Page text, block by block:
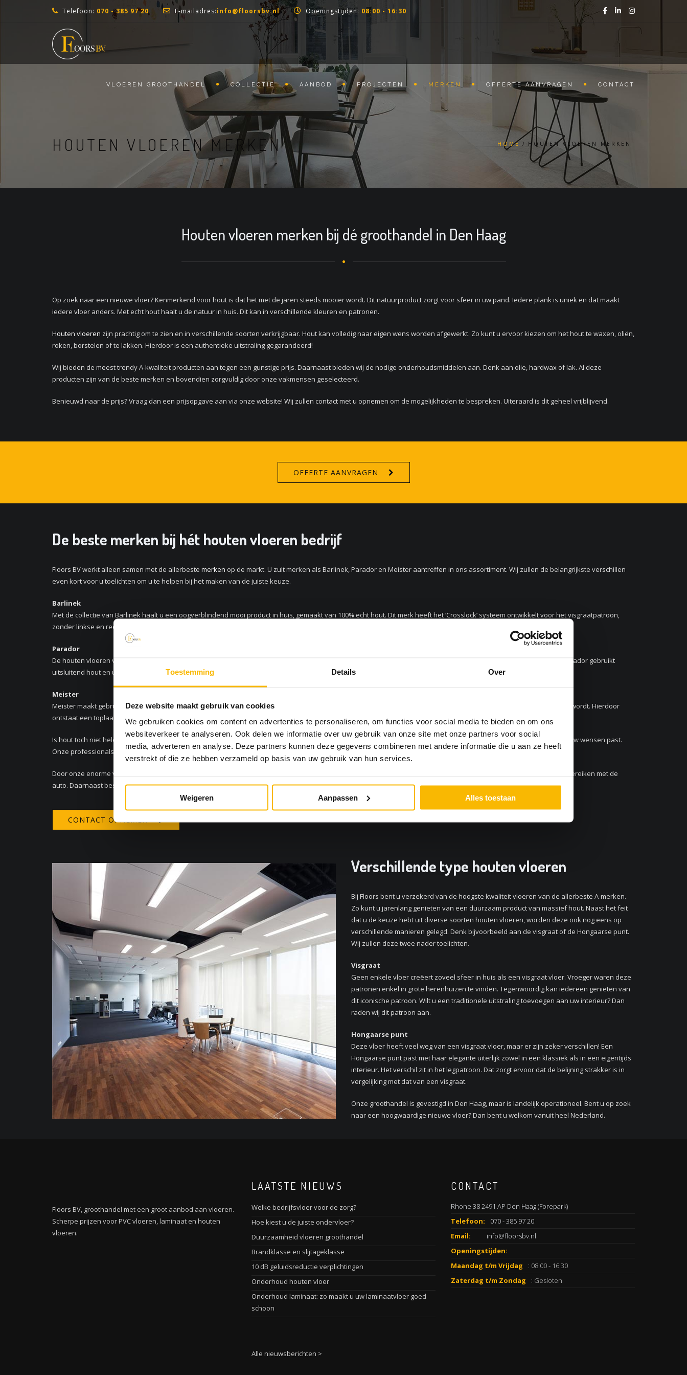
Toestemming Details Over
Deze website maakt gebruik van cookies
We gebruiken cookies om content en advertenties te personaliseren, om functies voor social media te bieden en om ons
websiteverkeer te analyseren. Ook delen we informatie over uw gebruik van onze site met onze partners voor social
media, adverteren en analyse. Deze partners kunnen deze gegevens combineren met andere informatie die u aan ze heeft
verstrekt of die ze hebben verzameld op basis van uw gebruik van hun services.
Weigeren Aanpassen Alles toestaan
Telefoon: 070 - 385 97 20 E-mailadres:info@floorsbv.nl Openingstijden: 08:00 - 16:30
VLOEREN GROOTHANDEL COLLECTIE AANBOD PROJECTEN MERKEN OFFERTE AANVRAGEN CONTACT
HOUTEN VLOEREN MERKEN HOME HOUTEN VLOEREN MERKEN
Houten vloeren merken bij dé groothandel in Den Haag
Op zoek naar een nieuwe vloer? Kenmerkend voor hout is dat het met de jaren steeds mooier wordt. Dit natuurproduct zorgt voor sfeer in uw pand. Iedere plank is uniek en dat maakt
iedere vloer anders. Met echt hout haalt u de natuur in huis. Dit kan in verschillende kleuren en patronen.
Houten vloeren zijn prachtig om te zien en in verschillende soorten verkrijgbaar. Hout kan volledig naar eigen wens worden afgewerkt. Zo kunt u ervoor kiezen om het hout te waxen, oliën,
roken, borstelen of te lakken. Hierdoor is een authentieke uitstraling gegarandeerd!
Wij bieden de meest trendy A-kwaliteit producten aan tegen een gunstige prijs. Daarnaast bieden wij de nodige onderhoudsmiddelen aan. Denk aan olie, hardwax of lak. Al deze
producten zijn van de beste merken en bovendien zorgvuldig door onze vakmensen geselecteerd.
Benieuwd naar de prijs? Vraag dan een prijsopgave aan via onze website! Wij zullen contact met u opnemen om de mogelijkheden te bespreken. Uiteraard is dit geheel vrijblijvend.
OFFERTE AANVRAGEN
De beste merken bij hét houten vloeren bedrijf
Floors BV werkt alleen samen met de allerbeste merken op de markt. U zult merken als Barlinek, Parador en Meister aantreffen in ons assortiment. Wij zullen de belangrijkste verschillen
even kort voor u toelichten om u te helpen bij het maken van de juiste keuze.
Barlinek
Met de collectie van Barlinek haalt u een oogverblindend mooi product in huis, gemaakt van 100% echt hout. Dit merk heeft het ‘Crosslock’ systeem ontwikkelt voor het visgraatpatroon,
zonder linkse en rechtse delen. Dat scheelt erg in installatietijd én het zorgt voor minder zaagverlies.
Parador
De houten vloeren van Parador zijn duurzaam, stijlvol en creëren een bijzondere sfeer in uw pand. Daarnaast zijn ze gemakkelijk te installeren en te onderhouden. Parador gebruikt
uitsluitend hout en u bent verzekerd van een kwalitatief goed product.
Meister
Meister maakt gebruik van de innovatieve Wood-Powder technologie. Dit is een materiaalmix van natuurlijke producten, dat onder druk en temperatuur samengeperst wordt. Hierdoor
ontstaat een toplaag van echt hout, een HDF-tussenlaag en een tegenfineer. Het resultaat is een duurzame vloer die vele belastingen kan doorstaan.
Is hout toch niet helemaal waar u naar op zoek bent? Wij hebben ook een grote collectie vloeren vanPVCof laminaat. Wij zijn ervan overtuigd dat er een vloer is die bij uw wensen past.
Onze professionals geven u graag advies.
Door onze enorme voorraad kunnen wij uw vloer gegarandeerd snel leveren. Duurt de levering toch iets te lang? Afhalen is ook mogelijk. Ons bedrijf is gemakkelijk te bereiken met de
auto. Daarnaast beschikt onze showroom over gratis parkeergelegenheid.
CONTACT OPNEMEN
Verschillende type houten vloeren
Bij Floors bent u verzekerd van de hoogste kwaliteit vloeren van de allerbeste A-merken.
Zo kunt u jarenlang genieten van een duurzaam product van massief hout. Naast het feit
dat u de keuze hebt uit diverse soorten houten vloeren, worden deze ook nog eens op
verschillende manieren gelegd. Denk bijvoorbeeld aan de visgraat of de Hongaarse punt.
Wij zullen deze twee nader toelichten.
Visgraat
Geen enkele vloer creëert zoveel sfeer in huis als een visgraat vloer. Vroeger waren deze
patronen enkel in grote herenhuizen te vinden. Tegenwoordig kan iedereen genieten van
dit iconische patroon. Wilt u een traditionele uitstraling toevoegen aan uw interieur? Dan
raden wij dit patroon aan.
Hongaarse punt
Deze vloer heeft veel weg van een visgraat vloer, maar er zijn zeker verschillen! Een
Hongaarse punt past met haar elegante uiterlijk zowel in een klassiek als in een eigentijds
interieur. Het verschil zit in het legpatroon. Dat zorgt ervoor dat de belijning strakker is in
vergelijking met dat van een visgraat.
Onze groothandel is gevestigd in Den Haag, maar is landelijk operationeel. Bent u op zoek
naar een hoogwaardige nieuwe vloer? Dan bent u welkom vanuit heel Nederland.
Floors BV, groothandel met een groot aanbod aan vloeren.
Scherpe prijzen voor PVC vloeren, laminaat en houten
vloeren.
LAATSTE NIEUWS
Welke bedrijfsvloer voor de zorg?
Hoe kiest u de juiste ondervloer?
Duurzaamheid vloeren groothandel
Brandklasse en slijtageklasse
10 dB geluidsreductie verplichtingen
Onderhoud houten vloer
Onderhoud laminaat: zo maakt u uw laminaatvloer goed
schoon
Alle nieuwsberichten >
CONTACT
Rhone 38 2491 AP Den Haag (Forepark)
Telefoon:
070 - 385 97 20
Email:
info@floorsbv.nl
Openingstijden:
Maandag t/m Vrijdag
: 08:00 - 16:30
Zaterdag t/m Zondag
: Gesloten